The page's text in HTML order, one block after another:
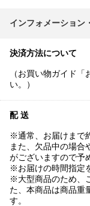
インフォメーション
決済方法について
（お買い物ガイド「
い。）
配 送
※通常、お届けまで
また、欠品中の場合
がございますので予
※お届けの時間指定
※大型商品のため、
た、本商品は商品重
す。